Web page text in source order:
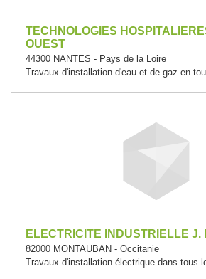
TECHNOLOGIES
OUEST
44300 NANTES - Pays de la Loire
Travaux d'installation d'eau et de gaz en
ELECTRICITE INDUSTRIELLE J.
82000 MONTAUBAN - Occitanie
Travaux d'installation électrique dans tous